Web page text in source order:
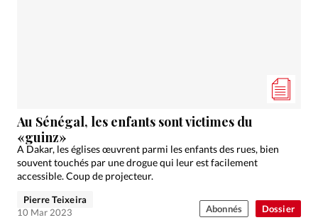
Dossier
Au Sénégal, les enfants sont victimes du
«guinz»
A Dakar, les églises œuvrent parmi les enfants des rues, bien
souvent touchés par une drogue qui leur est facilement
accessible. Coup de projecteur.
Pierre Teixeira
10 Mar 2023
Abonnés